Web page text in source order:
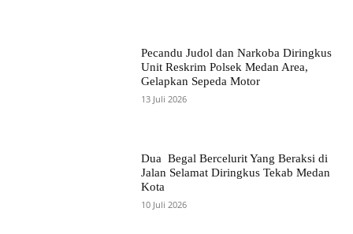
Pecandu Judol dan Narkoba Diringkus
Unit Reskrim Polsek Medan Area,
Gelapkan Sepeda Motor
13 Juli 2026
Dua Begal Bercelurit Yang Beraksi di
Jalan Selamat Diringkus Tekab Medan
Kota
10 Juli 2026